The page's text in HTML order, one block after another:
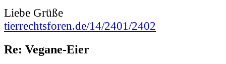
Liebe Grüße
tierrechtsforen.de/14/2401/2402
Re: Vegane-Eier